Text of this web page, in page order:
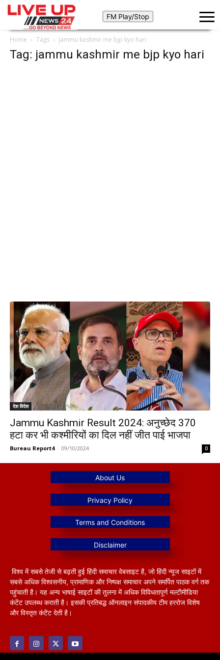
Home Tags Jammu kashmir me bjp kyo hari
Tag: jammu kashmir me bjp kyo hari
देश विदेश
Jammu Kashmir Result 2024: अनुच्छेद 370
हटा कर भी कश्मीरियों का दिल नहीं जीत पाई भाजपा
Bureau Report4 - 09/10/2024 0
विश्व में सबसे तेजी से बढ़ती हुई हिंदी समाचार वेबसाइट है, जो हिंदी न्यूज साइटों में
सबसे अधिक विश्वसनीय, प्रामाणिक और निष्पक्ष समाचार अपने समर्पित पाठक वर्ग तक
पहुंचाती है। यह अन्य भाषाई साइटों की तुलना में अधिक विविधतापूर्ण मल्टीमीडिया
कंटेंट उपलब्ध कराती है। इसकी प्रतिबद्ध ऑनलाइन संपादकीय टीम हररोज विशेष
और विस्तृत कंटेंट देती है।